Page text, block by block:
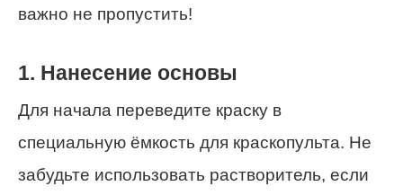
важно не пропустить!
1. Нанесение основы
Для начала переведите краску в
специальную ёмкость для краскопульта. Не
забудьте использовать растворитель, если